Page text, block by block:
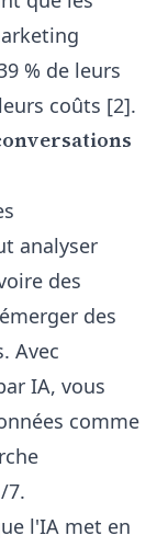
% de leurs
coûts [2].
analyser
des
des
Avec
IA, vous
comme
7.
l'IA met en